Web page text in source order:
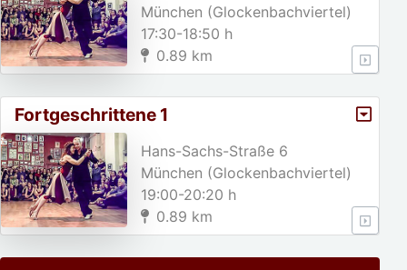
München (Glockenbachviertel)
17:30-18:50 h
0.89 km
Fortgeschrittene 1
Hans-Sachs-Straße 6
München (Glockenbachviertel)
19:00-20:20 h
0.89 km